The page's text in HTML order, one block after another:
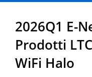
2026Q1 E-
Prodotti
WiFi Halo